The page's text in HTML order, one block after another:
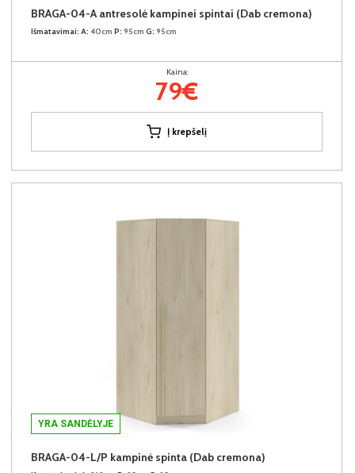
BRAGA-04-A antresolė kampinei spintai (Dab cremona)
Išmatavimai: A: 40cm P: 95cm G: 95cm
Kaina:
79€
Į krepšelį
YRA SANDĖLYJE
BRAGA-04-L/P kampinė spinta (Dab cremona)